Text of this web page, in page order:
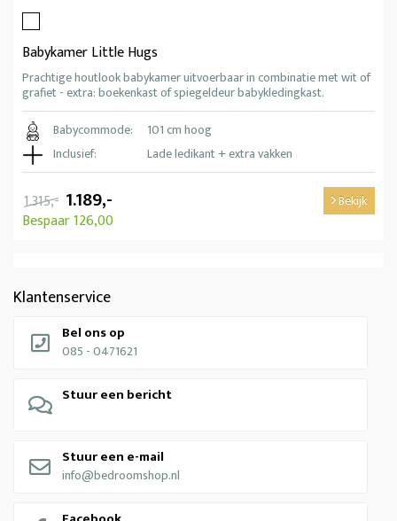
Klantenservice
Bel ons op
085 - 0471621
Stuur een bericht
Stuur een e-mail
info@bedroomshop.nl
Babykamer Little Hugs
Prachtige houtlook babykamer uitvoerbaar in combinatie met wit of
grafiet - extra: boekenkast of spiegeldeur babykledingkast.
Babycommode:
101 cm hoog
Inclusief:
Lade ledikant + extra vakken
1.315,- 1.189,-
Bespaar 126,00
Bekijk